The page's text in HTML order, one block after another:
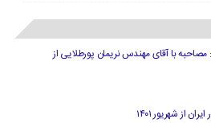
مصاحبه با آقای مهندس نریمان پورطلایی از
از شهریور ۱۴۰۱